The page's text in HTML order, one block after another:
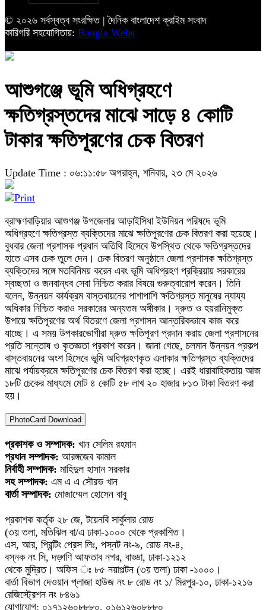
© ২০২৬ সর্বস্বত্ব সংরক্ষিত | দৈনিক বাংলাদেশ ক্রাইম সংবাদ
কারিগরি সহযোগিতায়: Bangla Webs
আশুগঞ্জে ভূমি অধিগ্রহণে
ক্ষতিগ্রস্তদের মাঝে সাড়ে ৪ কোটি
টাকার ক্ষতিপূরণের চেক বিতরণ
Update Time : ০৬:১১:৫৮ অপরাহ্ন, শনিবার, ২৩ মে ২০২৬
ব্রাহ্মণবাড়িয়ার আশুগঞ্জ উপজেলার আড়াইসিধা ইউনিয়ন পরিষদে ভূমি
অধিগ্রহণে ক্ষতিগ্রস্ত ব্যক্তিদের মাঝে ক্ষতিপূরণের চেক বিতরণ করা হয়েছে।
বুধবার জেলা প্রশাসক প্রধান অতিথি হিসেবে উপস্থিত থেকে ক্ষতিগ্রস্তদের
হাতে এসব চেক তুলে দেন। চেক বিতরণ অনুষ্ঠানে জেলা প্রশাসক ক্ষতিগ্রস্ত
ব্যক্তিদের সঙ্গে মতবিনিময় করেন এবং ভূমি অধিগ্রহণ প্রক্রিয়ায় সরকারের
স্বচ্ছতা ও জনবান্ধব সেবা নিশ্চিত করার বিষয়ে গুরুত্বারোপ করেন। তিনি
বলেন, উন্নয়ন কার্যক্রম বাস্তবায়নের পাশাপাশি ক্ষতিগ্রস্ত মানুষের ন্যায্য
অধিকার নিশ্চিত করাও সরকারের অন্যতম অঙ্গীকার। দ্রুত ও হয়রানিমুক্ত
উপায়ে ক্ষতিপূরণের অর্থ বিতরণে জেলা প্রশাসন আন্তরিকভাবে কাজ করে
যাচ্ছে। এ সময় উপকারভোগীরা দ্রুত ক্ষতিপূরণ প্রদান করায় জেলা প্রশাসনের
প্রতি সন্তোষ ও কৃতজ্ঞতা প্রকাশ করেন। জানা গেছে, চলমান উন্নয়ন প্রকল্প
বাস্তবায়নের অংশ হিসেবে ভূমি অধিগ্রহণকৃত এলাকার ক্ষতিগ্রস্ত ব্যক্তিদের
মাঝে পর্যায়ক্রমে ক্ষতিপূরণের চেক বিতরণ করা হচ্ছে। এরই ধারাবাহিকতায় আজ
১৮টি চেকের মাধ্যমে মোট ৪ কোটি ৫৮ লাখ ২০ হাজার ৮১৩ টাকা বিতরণ করা
হয়।
PhotoCard Download
প্রকাশক ও সম্পাদক: খান সেলিম রহমান
প্রধান সম্পাদক: আরঙ্গজেব কামাল
নির্বাহী সম্পাদক: মাহিদুল হাসান সরকার
সহ সম্পাদক: এম এ এ সৌরভ খান
বার্তা সম্পাদক: মোজাম্মেল হোসেন বাবু
প্রকাশক কর্তৃক ২৮ জে, টয়েনবি সার্কুলার রোড
(৩য় তলা, মতিঝিল বা/এ ঢাকা-১০০০ থেকে প্রকাশিত।
এস, আর, প্রিন্টিং প্রেস লিঃ, পস্নট নং-৯, রোড নং-৪,
বস্নক নং সি, দড়্গণি আফতাব নগর, বাড্ডা, ঢাকা-১২১২
থেকে মুদ্রিত। অফিস ঃ ৮৫ নয়াপল্টন (৩য় তলা) ঢাকা -১০০০।
বার্তা বিভাগ দেওয়ান প্লাজা হাউজ নং ৮ রোড নং ১/ মিরপুর-১০, ঢাকা-১২১৬
রেজিস্ট্রেশন নং ৮৪৬১
যোগাযোগ: ০১৭১২৬০৮৮৮০, ০১৬১২৬০৮৮৮০